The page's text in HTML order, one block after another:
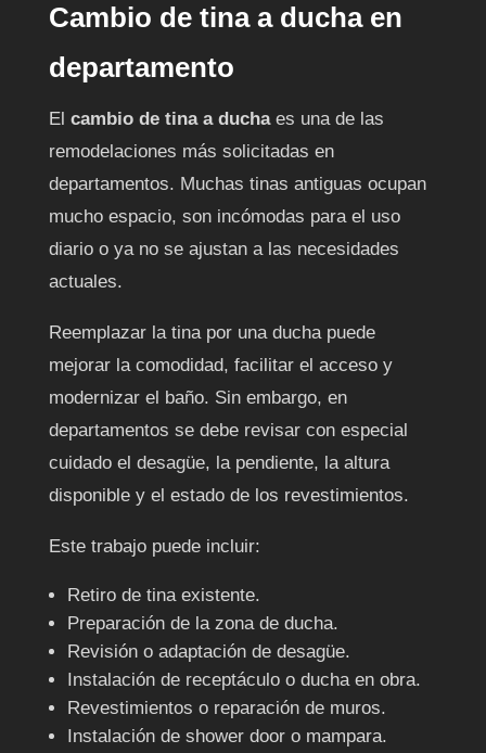
Cambio de tina a ducha en
departamento
El cambio de tina a duchaes una de las
remodelaciones más solicitadas en
departamentos. Muchas tinas antiguas ocupan
mucho espacio, son incómodas para el uso
diario o ya no se ajustan a las necesidades
actuales.
Reemplazar la tina por una ducha puede
mejorar la comodidad, facilitar el acceso y
modernizar el baño. Sin embargo, en
departamentos se debe revisar con especial
cuidado el desagüe, la pendiente, la altura
disponible y el estado de los revestimientos.
Este trabajo puede incluir:
Retiro de tina existente.
Preparación de la zona de ducha.
Revisión o adaptación de desagüe.
Instalación de receptáculo o ducha en obra.
Revestimientos o reparación de muros.
Instalación de shower door o mampara.